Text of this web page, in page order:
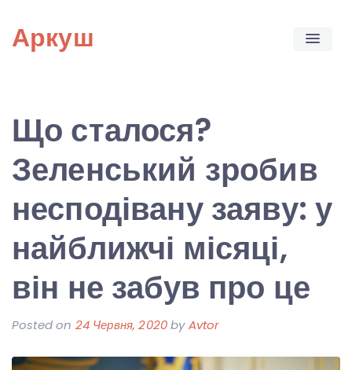
content
Аркуш
Що сталося?
Зеленський зробив
несподівану заяву: у
найближчі місяці,
він не забув про це
Posted on 24 Червня, 2020byAvtor